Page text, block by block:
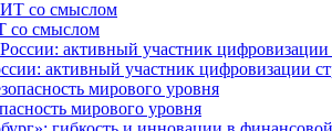
со смыслом
активный участник цифровизации
мирового уровня